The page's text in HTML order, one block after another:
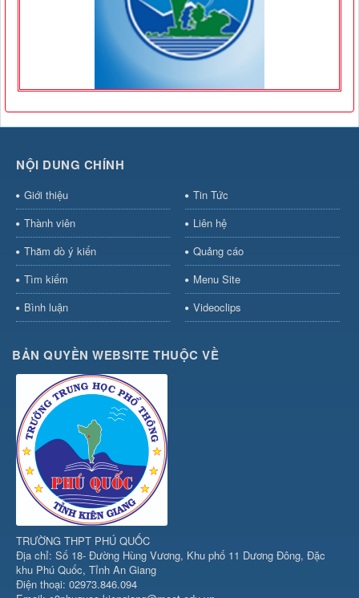
NỘI DUNG CHÍNH
Giới thiệu
Tin Tức
Thành viên
Liên hệ
Thăm dò ý kiến
Quảng cáo
Tìm kiếm
Menu Site
Bình luận
Videoclips
BẢN QUYỀN WEBSITE THUỘC VỀ
TRƯỜNG THPT PHÚ QUỐC
Địa chỉ: Số 18- Đường Hùng Vương, Khu phố 11 Dương Đông, Đặc
khu Phú Quốc, Tỉnh An Giang
Điện thoại: 02973.846.094